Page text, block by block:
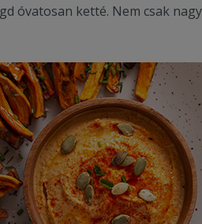
óvatosan ketté. Nem csak